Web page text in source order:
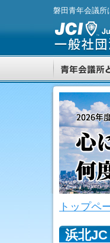
磐田青年会議所
トップペ
浜北